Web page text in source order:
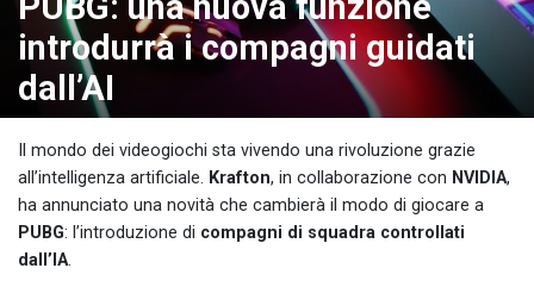
introdurrà i compagni guidati
dall’AI
Il mondo dei videogiochi sta vivendo una rivoluzione grazie
all’intelligenza artificiale. Krafton, in collaborazione con NVIDIA,
ha annunciato una novità che cambierà il modo di giocare a
PUBG: l’introduzione di compagni di squadra controllati
dall’IA.